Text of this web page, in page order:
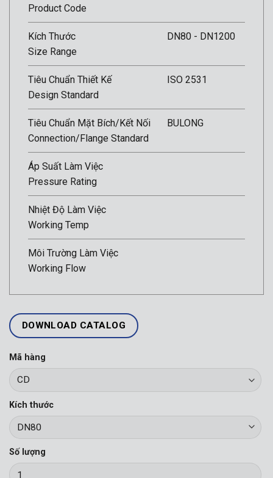
Product Code
Kích Thước
Size Range
DN80 - DN1200
Tiêu Chuẩn Thiết Kế
Design Standard
ISO 2531
Tiêu Chuẩn Mặt Bích/Kết Nối
Connection/Flange Standard
BULONG
Áp Suất Làm Việc
Pressure Rating
Nhiệt Độ Làm Việc
Working Temp
Môi Trường Làm Việc
Working Flow
DOWNLOAD CATALOG
Mã hàng
Kích thước
Số lượng